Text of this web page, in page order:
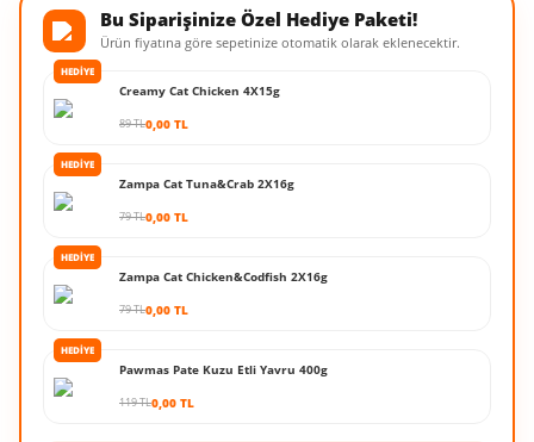
Bu Siparişinize Özel Hediye Paketi!
Ürün fiyatına göre sepetinize otomatik olarak eklenecektir.
HEDİYE
Creamy Cat Chicken 4X15g
89 TL0,00 TL
HEDİYE
Zampa Cat Tuna&Crab 2X16g
79 TL0,00 TL
HEDİYE
Zampa Cat Chicken&Codfish 2X16g
79 TL0,00 TL
HEDİYE
Pawmas Pate Kuzu Etli Yavru 400g
119 TL0,00 TL